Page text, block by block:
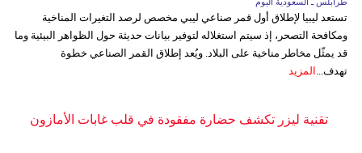
تستعد ليبيا لإطلاق أول قمر صناعي ليبي مخصص لرصد التغيرات المناخية
ومكافحة التصحر، إذ سيتم استغلاله لتوفير بيانات حديثة حول الظواهر البيئية وما
قد يمثّل مخاطر مناخية على البلاد. ويُعد إطلاق القمر الصناعي خطوة
تهدف... المزيد
تقنية ليزر تكشف حضارة مفقودة في قلب غابات الأمازون